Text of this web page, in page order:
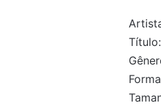
Título: